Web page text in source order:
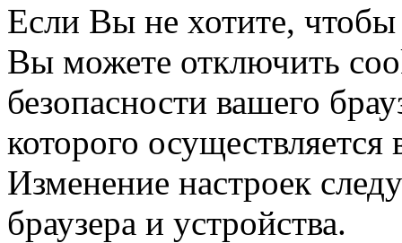
Если Вы не хотите,
Вы можете отключить
безопасности вашего
которого
Изменение настроек
браузера и устройства.